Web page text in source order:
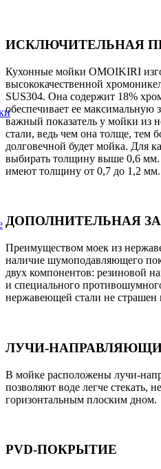
ИСКЛЮЧИТЕЛЬНАЯ
Кухонные мойки OMOIKIRI
высококачественной
SUS304. Она содержит 18%
обеспечивает ее
важный показатель у мойки из
стали, ведь чем она толще, тем
долговечной будет мойка. Для
выбирать толщину выше 0,6
имеют толщину от 0,7 до 1,2 мм.
ДОПОЛНИТЕЛЬНАЯ
Преимуществом моек из
наличие шумоподавляющего
двух компонентов: резиновой
и специального
нержавеющей стали не страшен
ЛУЧИ-
В мойке расположены лучи-
позволяют воде легче стекать,
горизонтальным плоским дном.
PVD-ПОКРЫТИЕ